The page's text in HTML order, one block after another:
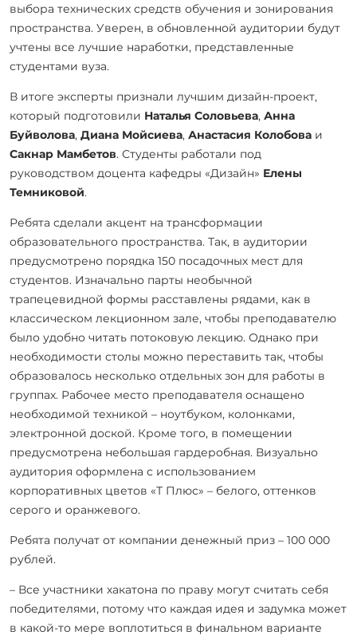
выбора технических средств обучения и зонирования
пространства. Уверен, в обновленной аудитории будут
учтены все лучшие наработки, представленные
студентами вуза.
В итоге эксперты признали лучшим дизайн-проект,
который подготовили Наталья Соловьева, Анна
Буйволова, Диана Мойсиева, Анастасия Колобова и
Сакнар Мамбетов. Студенты работали под
руководством доцента кафедры «Дизайн» Елены
Темниковой.
Ребята сделали акцент на трансформации
образовательного пространства. Так, в аудитории
предусмотрено порядка 150 посадочных мест для
студентов. Изначально парты необычной
трапецевидной формы расставлены рядами, как в
классическом лекционном зале, чтобы преподавателю
было удобно читать потоковую лекцию. Однако при
необходимости столы можно переставить так, чтобы
образовалось несколько отдельных зон для работы в
группах. Рабочее место преподавателя оснащено
необходимой техникой – ноутбуком, колонками,
электронной доской. Кроме того, в помещении
предусмотрена небольшая гардеробная. Визуально
аудитория оформлена с использованием
корпоративных цветов «Т Плюс» – белого, оттенков
серого и оранжевого.
Ребята получат от компании денежный приз – 100 000
рублей.
– Все участники хакатона по праву могут считать себя
победителями, потому что каждая идея и задумка может
в какой-то мере воплотиться в финальном варианте